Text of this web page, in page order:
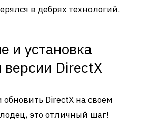
в дебрях технологий.
и установка
версии DirectX
DirectX на своем
это отличный шаг!